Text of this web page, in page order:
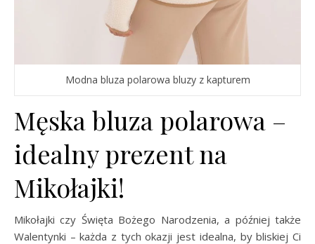
Modna bluza polarowa bluzy z kapturem
Męska bluza polarowa –
idealny prezent na
Mikołajki!
Mikołajki czy Święta Bożego Narodzenia, a później także
Walentynki – każda z tych okazji jest idealna, by bliskiej Ci